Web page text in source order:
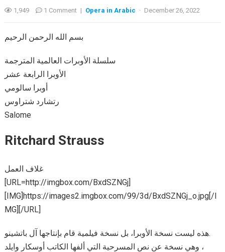
1,949 1 Comment | Opera in Arabic · December 26, 2022
بسم الله الرحمن الرحيم
سلسلة الأوبرات العالمية المترجمة
الأوبرا الرابعة عشر
أوبرا سالومي
رتشارد شتراوس
Salome
Ritchard Strauss
غلاف العمل
[URL=http://imgbox.com/BxdSZNGj]
[IMG]https://images2.imgbox.com/99/3d/BxdSZNGj_o.jpg[/I
MG][/URL]
هذه ليست نسخة الأوبرا، بل نسخة فيلمية قام بإنتاجها آل باتشينو.
وهي نسخة عن نص المسرحية التي ألفها الكاتب أوسكار وايلد ،